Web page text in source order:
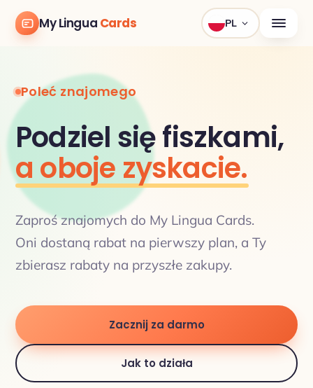
My Lingua Cards PL
Poleć znajomego
Podziel się fiszkami,
a oboje zyskacie.
Zaproś znajomych do My Lingua Cards.
Oni dostaną rabat na pierwszy plan, a Ty
zbierasz rabaty na przyszłe zakupy.
Zacznij za darmo
Jak to działa